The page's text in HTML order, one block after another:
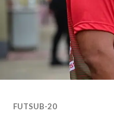
FUTSUB-20